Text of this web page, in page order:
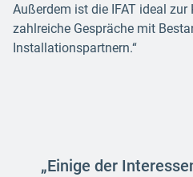
Außerdem ist die IFAT ideal
zahlreiche Gespräche mit
Installationspartnern.“
„Einige der